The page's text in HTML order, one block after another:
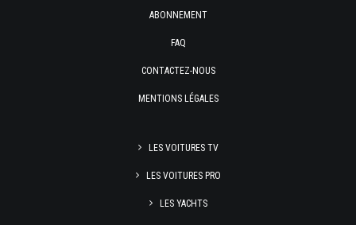
ABONNEMENT
FAQ
CONTACTEZ-NOUS
MENTIONS LÉGALES
LES VOITURES TV
LES VOITURES PRO
LES YACHTS